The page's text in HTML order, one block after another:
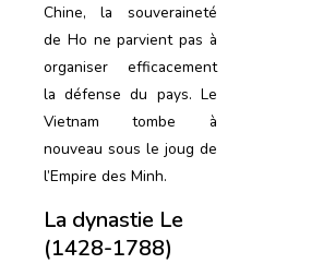
Chine, la souveraineté
de Ho ne parvient pas à
organiser efficacement
la défense du pays. Le
Vietnam tombe à
nouveau sous le joug de
l’Empire des Minh.
La dynastie Le
(1428-1788)